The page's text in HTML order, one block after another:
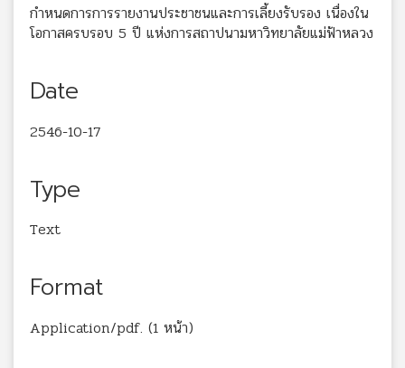
กำหนดการการรายงานประชาชนและการเลี้ยงรับรอง เนื่องใน
โอกาสครบรอบ 5 ปี แห่งการสถาปนามหาวิทยาลัยแม่ฟ้าหลวง
Date
2546-10-17
Type
Text
Format
Application/pdf. (1 หน้า)